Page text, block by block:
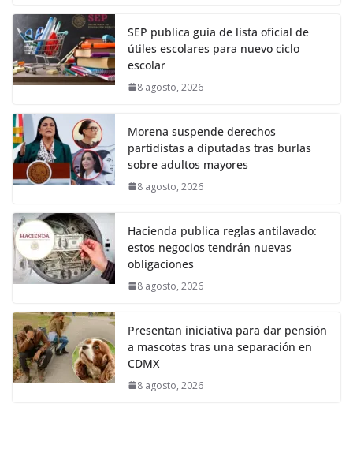
SEP publica guía de lista oficial de
útiles escolares para nuevo ciclo
escolar
8 agosto, 2026
Morena suspende derechos
partidistas a diputadas tras burlas
sobre adultos mayores
8 agosto, 2026
Hacienda publica reglas antilavado:
estos negocios tendrán nuevas
obligaciones
8 agosto, 2026
Presentan iniciativa para dar pensión
a mascotas tras una separación en
CDMX
8 agosto, 2026